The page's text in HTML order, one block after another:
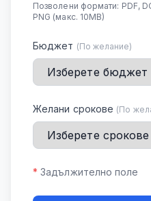
Позволени формати: PDF,
PNG (макс. 10MB)
Бюджет (По желание)
Желани срокове (По
* Задължително поле